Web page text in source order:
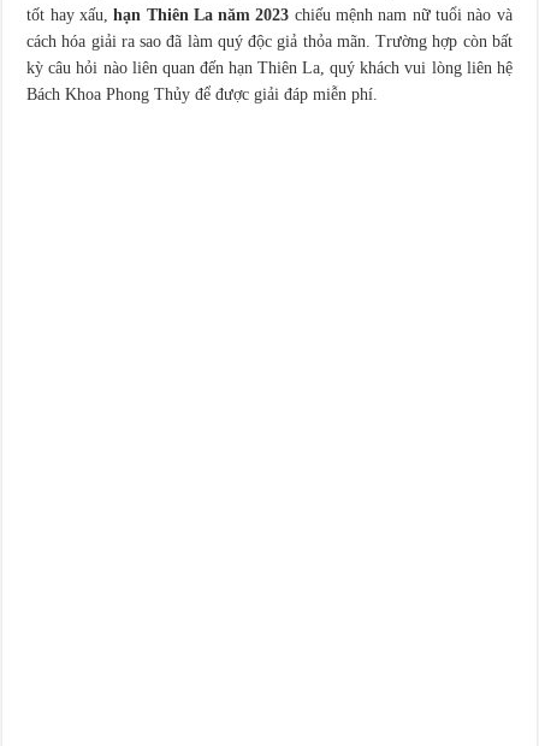
tốt hay xấu,hạn Thiên La năm 2023 chiếu mệnh nam nữ tuổi nào và
cách hóa giải ra sao đã làm quý độc giả thỏa mãn. Trường hợp còn bất
kỳ câu hỏi nào liên quan đến hạn Thiên La, quý khách vui lòng liên hệ
Bách Khoa Phong Thủy để được giải đáp miễn phí.